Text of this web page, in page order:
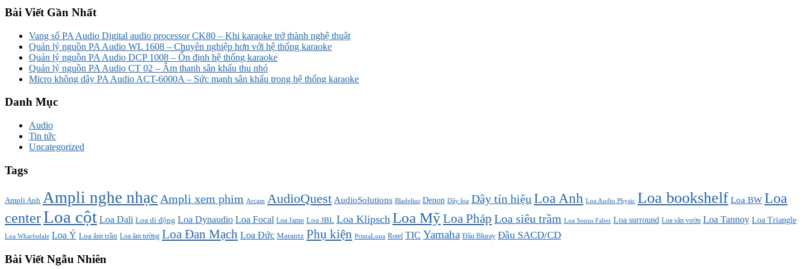
Bài Viết Gần Nhất
Vang số PA Audio Digital audio processor CK80 – Khi karaoke trở thành nghệ thuật
Quản lý nguồn PA Audio WL 1608 – Chuyên nghiệp hơn với hệ thống karaoke
Quản lý nguồn PA Audio DCP 1008 – Ổn định hệ thống karaoke
Quản lý nguồn PA Audio CT 02 – Âm thanh sân khấu thu nhỏ
Micro không dây PA Audio ACT-6000A – Sức mạnh sân khấu trong hệ thống karaoke
Danh Mục
Audio
Tin tức
Uncategorized
Tags
Ampli Anh Ampli nghe nhạc Ampli xem phim Arcam AudioQuest AudioSolutions Bladelius Denon Dây loa Dây tín hiệu Loa Anh Loa Audio Physic Loa bookshelf Loa BW Loa
centerLoa cột Loa Dali Loa di động Loa Dynaudio Loa Focal Loa Jamo Loa JBL Loa Klipsch Loa MỹLoa Pháp Loa siêu trầm Loa Sonus Faber Loa surround Loa sân vườn Loa Tannoy Loa Triangle
Loa Wharfedale Loa Ý Loa âm trần Loa âm tường Loa Đan Mạch Loa Đức Marantz Phụ kiện PrimaLuna Rotel TIC Yamaha Đầu Bluray Đầu SACD/CD
Bài Viết Ngẫu Nhiên